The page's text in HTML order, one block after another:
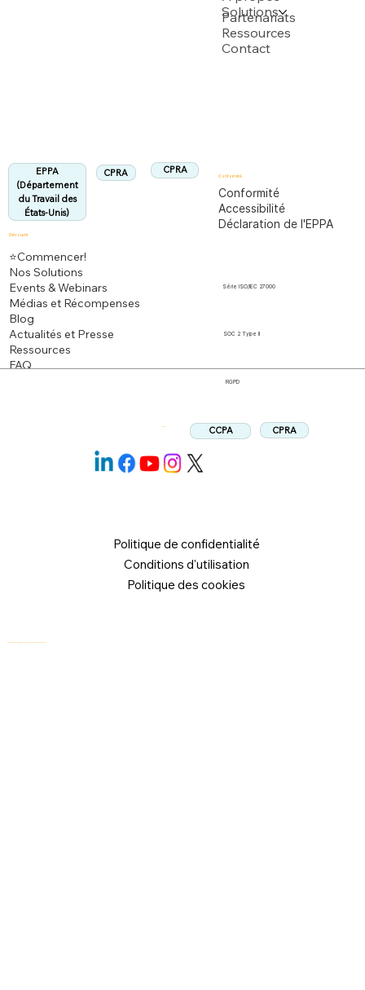
CPRA
EPPA
(Département
du Travail des
États-Unis)
CPRA
Solutions
Partenariats
Ressources
Contact
Découvrir
⭐Commencer!
Nos Solutions
Events & Webinars
Médias et Récompenses
Blog
Actualités et Presse
Ressources
FAQ
Conformité
Conformité
Accessibilité
Déclaration de l'EPPA
Série ISO/IEC 27000
Politique de confidentialité
Conditions d'utilisation
Politique des cookies
SOC 2 Type II
RGPD
CCPA CPRA